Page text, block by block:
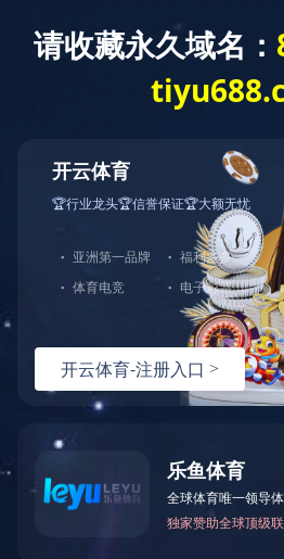
世界杯竞猜网站-世
界杯（中国）
企业概况
世界杯竞猜网站-世
banner
世界杯竞猜网站-世界杯（中国）